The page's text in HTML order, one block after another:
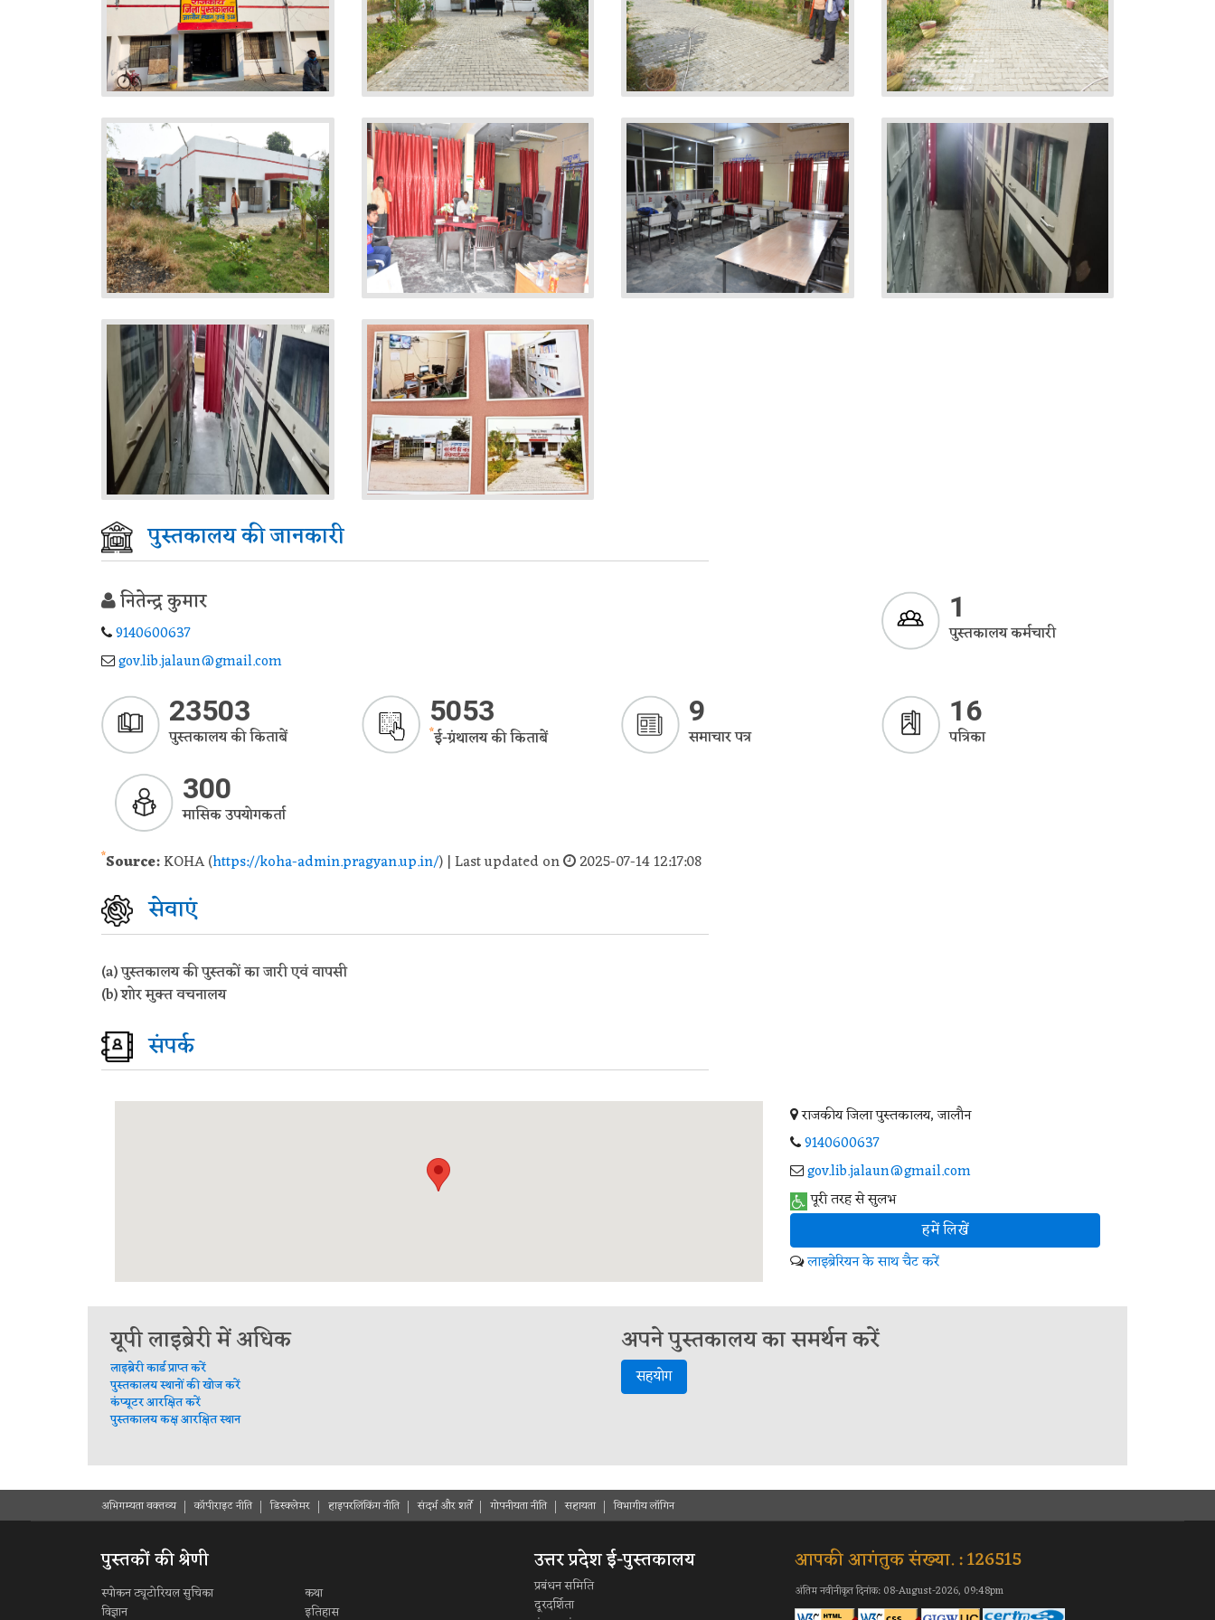
पुस्तकालय की जानकारी
नितेन्द्र कुमार
9140600637
gov.lib.jalaun@gmail.com
1
पुस्तकालय कर्मचारी
23503
पुस्तकालय की किताबें
5053
*ई-ग्रंथालय की किताबें
9
समाचार पत्र
16
पत्रिका
300
मासिक उपयोगकर्ता
*Source:KOHA (https://koha-admin.pragyan.up.in/) | Last updated on 2025-07-14 12:17:08
सेवाएं
(a) पुस्तकालय की पुस्तकों का जारी एवं वापसी
(b) शोर मुक्त वचनालय
संपर्क
राजकीय जिला पुस्तकालय, जालौन
9140600637
gov.lib.jalaun@gmail.com
पूरी तरह से सुलभ
हमें लिखें
लाइब्रेरियन के साथ चैट करें
यूपी लाइब्रेरी में अधिक
लाइब्रेरी कार्ड प्राप्त करें
पुस्तकालय स्थानों की खोज करें
कंप्यूटर आरक्षित करें
पुस्तकालय कक्ष आरक्षित स्थान
अपने पुस्तकालय का समर्थन करें
सहयोग
अभिगम्यता वक्तव्य कॉपीराइट नीति डिस्क्लेमर हाइपरलिंकिंग नीति संदर्भ और शर्ते गोपनीयता नीति सहायता विभागीय लॉगिन
पुस्तकों की श्रेणी
स्पोकन ट्यूटोरियल सुचिका
कथा
विज्ञान
इतिहास
उत्तर प्रदेश ई-पुस्तकालय
प्रबंधन समिति
दूरदर्शिता
आपकी आगंतुक संख्या. : 126515
अंतिम नवीनीकृत दिनांक: 08-August-2026, 09:48pm